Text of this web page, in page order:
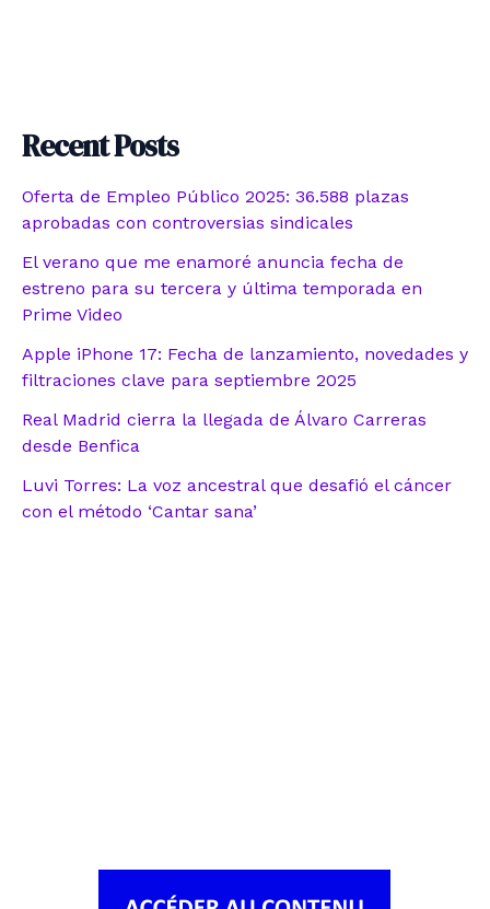
Recent Posts
Oferta de Empleo Público 2025: 36.588 plazas
aprobadas con controversias sindicales
El verano que me enamoré anuncia fecha de
estreno para su tercera y última temporada en
Prime Video
Apple iPhone 17: Fecha de lanzamiento, novedades y
filtraciones clave para septiembre 2025
Real Madrid cierra la llegada de Álvaro Carreras
desde Benfica
Luvi Torres: La voz ancestral que desafió el cáncer
con el método ‘Cantar sana’